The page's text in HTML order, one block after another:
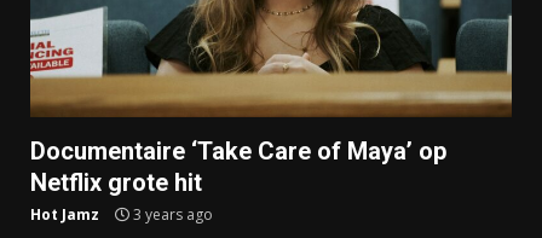
Documentaire ‘Take Care of Maya’ op
Netflix grote hit
Hot Jamz 3 years ago